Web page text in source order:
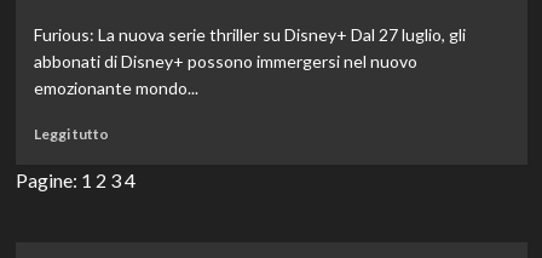
cosa
accadrà
ai
protagonisti?
Furious: La nuova serie thriller su Disney+ Dal 27 luglio, gli
abbonati di Disney+ possono immergersi nel nuovo
emozionante mondo...
Leggi tuttoLeggi
più
Pagine: 1 2 34